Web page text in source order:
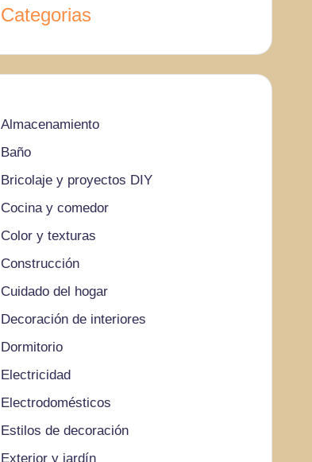
Categorias
Almacenamiento
Baño
Bricolaje y proyectos DIY
Cocina y comedor
Color y texturas
Construcción
Cuidado del hogar
Decoración de interiores
Dormitorio
Electricidad
Electrodomésticos
Estilos de decoración
Exterior y jardín